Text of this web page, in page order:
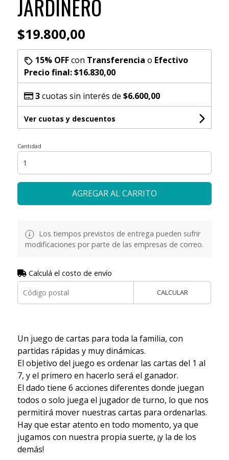
JARDINERO
$19.800,00
15% OFFcon Transferencia o Efectivo
Precio final:$16.830,00
3cuotas sin interés de $6.600,00
Ver cuotas y descuentos
Cantidad
AGREGAR AL CARRITO
Los tiempos previstos de entrega pueden sufrir
modificaciones por parte de las empresas de correo.
Calculá el costo de envío
CALCULAR
Un juego de cartas para toda la familia, con
partidas rápidas y muy dinámicas.
El objetivo del juego es ordenar las cartas del 1 al
7, y el primero en hacerlo será el ganador.
El dado tiene 6 acciones diferentes donde juegan
todos o solo juega el jugador de turno, lo que nos
permitirá mover nuestras cartas para ordenarlas.
Hay que estar atento en todo momento, ya que
jugamos con nuestra propia suerte, ¡y la de los
demás!